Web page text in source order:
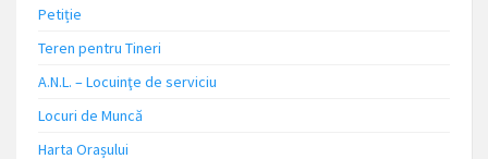
Petiție
Teren pentru Tineri
A.N.L. – Locuinţe de serviciu
Locuri de Muncă
Harta Orașului